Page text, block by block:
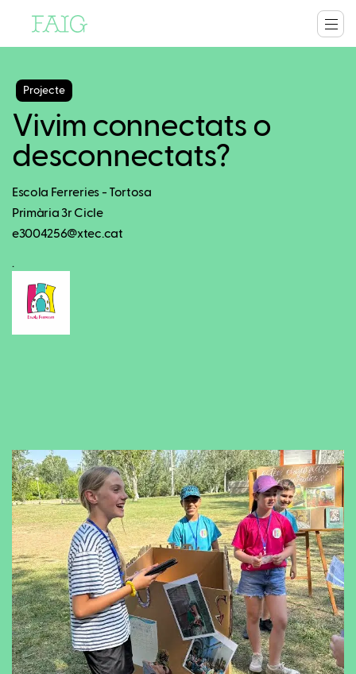
Projecte
Vivim connectats o
desconnectats?
Escola Ferreries - Tortosa
Primària 3r Cicle
e3004256@xtec.cat
.